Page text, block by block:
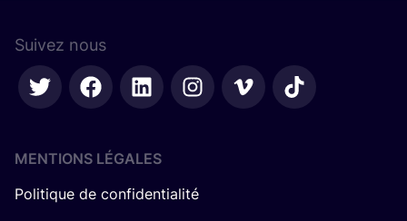
Suivez nous
MENTIONS LÉGALES
Politique de confidentialité